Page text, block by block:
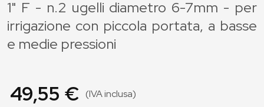
1" F - n.2 ugelli diametro 6-7mm - per
irrigazione con piccola portata, a basse
e medie pressioni
49,55 € (IVA inclusa)